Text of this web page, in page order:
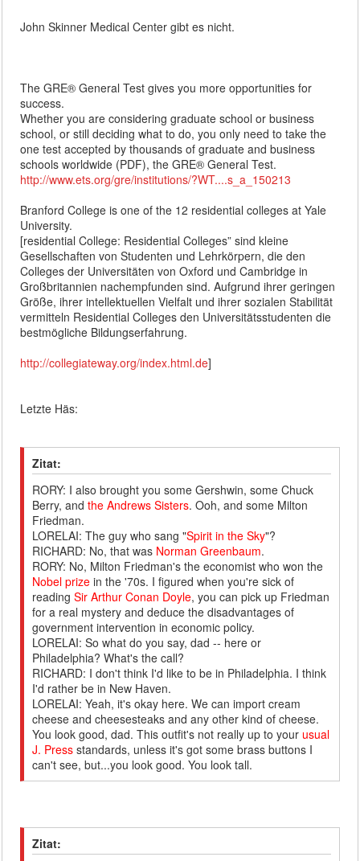
John Skinner Medical Center gibt es nicht.
The GRE® General Test gives you more opportunities for
success.
Whether you are considering graduate school or business
school, or still deciding what to do, you only need to take the
one test accepted by thousands of graduate and business
schools worldwide (PDF), the GRE® General Test.
http://www.ets.org/gre/institutions/?WT....s_a_150213
Branford College is one of the 12 residential colleges at Yale
University.
[residential College: Residential Colleges” sind kleine
Gesellschaften von Studenten und Lehrkörpern, die den
Colleges der Universitäten von Oxford und Cambridge in
Großbritannien nachempfunden sind. Aufgrund ihrer geringen
Größe, ihrer intellektuellen Vielfalt und ihrer sozialen Stabilität
vermitteln Residential Colleges den Universitätsstudenten die
bestmögliche Bildungserfahrung.
http://collegiateway.org/index.html.de]
Letzte Häs:
Zitat:
RORY: I also brought you some Gershwin, some Chuck
Berry, andthe Andrews Sisters. Ooh, and some Milton
Friedman.
LORELAI: The guy who sang "Spirit in the Sky"?
RICHARD: No, that was Norman Greenbaum.
RORY: No, Milton Friedman's the economist who won the
Nobel prize in the '70s. I figured when you're sick of
readingSir Arthur Conan Doyle, you can pick up Friedman
for a real mystery and deduce the disadvantages of
government intervention in economic policy.
LORELAI: So what do you say, dad -- here or
Philadelphia? What's the call?
RICHARD: I don't think I'd like to be in Philadelphia. I think
I'd rather be in New Haven.
LORELAI: Yeah, it's okay here. We can import cream
cheese and cheesesteaks and any other kind of cheese.
You look good, dad. This outfit's not really up to your usual
J. Press standards, unless it's got some brass buttons I
can't see, but...you look good. You look tall.
Zitat: